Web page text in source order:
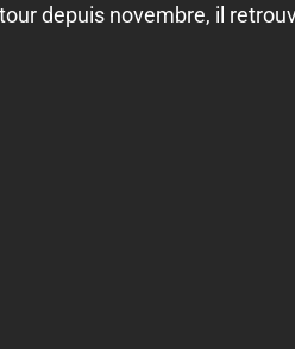
depuis novembre, il